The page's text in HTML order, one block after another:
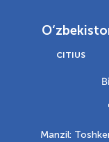
CITIUS
Manzil: